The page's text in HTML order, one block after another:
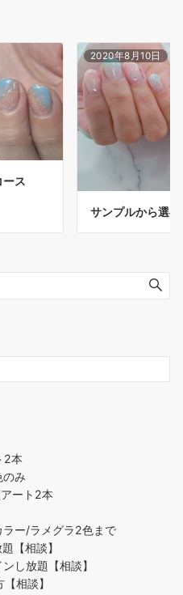
ース
2020年8月10日
サンプルから選
2本
み
ート2本
ー/ラメグラ2色まで
【相談】
し放題【相談】
相談】